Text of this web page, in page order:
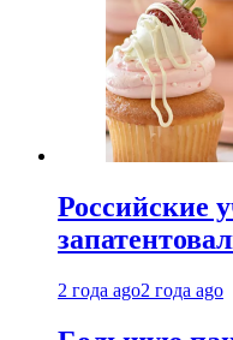
Российские
2 года ago2 года ago